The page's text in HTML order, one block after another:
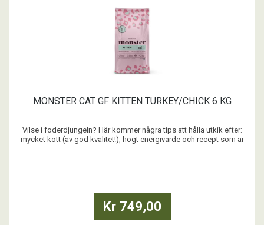
MONSTER CAT GF KITTEN TURKEY/CHICK 6 KG
Vilse i foderdjungeln? Här kommer några tips att hålla utkik efter:
mycket kött (av god kvalitet!), högt energivärde och recept som är
Kr 749,00